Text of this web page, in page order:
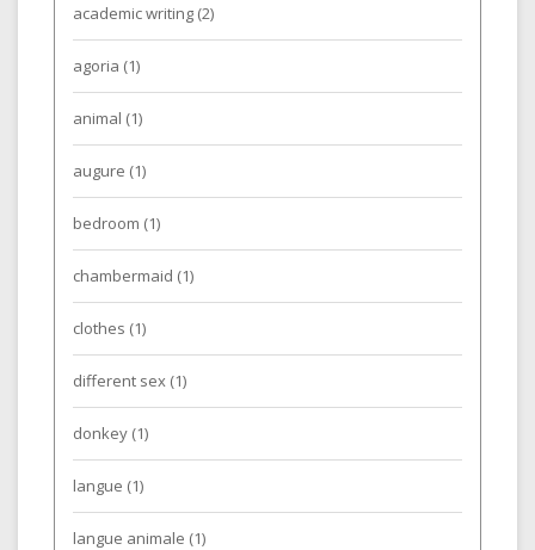
academic writing (2)
agoria (1)
animal (1)
augure (1)
bedroom (1)
chambermaid (1)
clothes (1)
different sex (1)
donkey (1)
langue (1)
langue animale (1)